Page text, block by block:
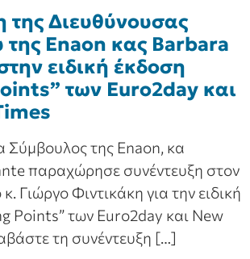
της Διευθύνουσας
της Enaon κας Barbara
ειδική έκδοση
των Euro2day και
Σύμβουλος της Enaon, κα
παραχώρησε συνέντευξη στον
Γιώργο Φιντικάκη για την ειδική
Points” των Euro2day και New
τη συνέντευξη […]